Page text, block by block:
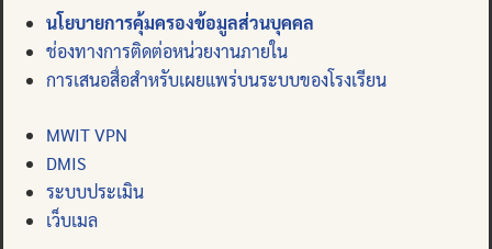
นโยบายการคุ้มครองข้อมูลส่วนบุคคล
ช่องทางการติดต่อหน่วยงานภายใน
การเสนอสื่อสำหรับเผยแพร่บนระบบของโรงเรียน
MWIT VPN
DMIS
ระบบประเมิน
เว็บเมล